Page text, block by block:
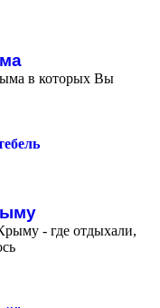
в которых Вы
- где отдыхали,